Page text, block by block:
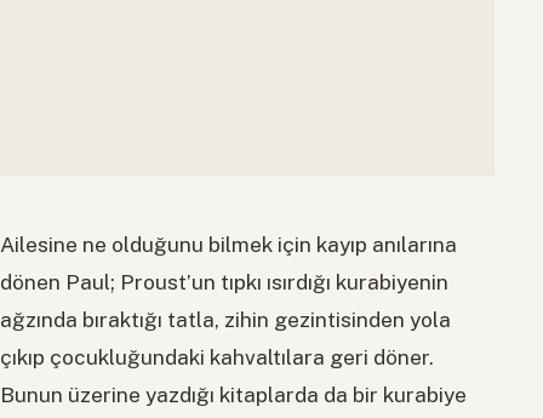
Ailesine ne olduğunu bilmek için kayıp anılarına
dönen Paul; Proust’un tıpkı ısırdığı kurabiyenin
ağzında bıraktığı tatla, zihin gezintisinden yola
çıkıp çocukluğundaki kahvaltılara geri döner.
Bunun üzerine yazdığı kitaplarda da bir kurabiye